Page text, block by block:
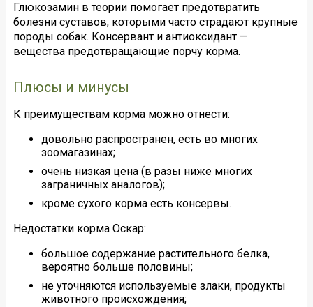
Глюкозамин в теории помогает предотвратить
болезни суставов, которыми часто страдают крупные
породы собак. Консервант и антиоксидант —
вещества предотвращающие порчу корма.
Плюсы и минусы
К преимуществам корма можно отнести:
довольно распространен, есть во многих
зоомагазинах;
очень низкая цена (в разы ниже многих
заграничных аналогов);
кроме сухого корма есть консервы.
Недостатки корма Оскар:
большое содержание растительного белка,
вероятно больше половины;
не уточняются используемые злаки, продукты
животного происхождения;